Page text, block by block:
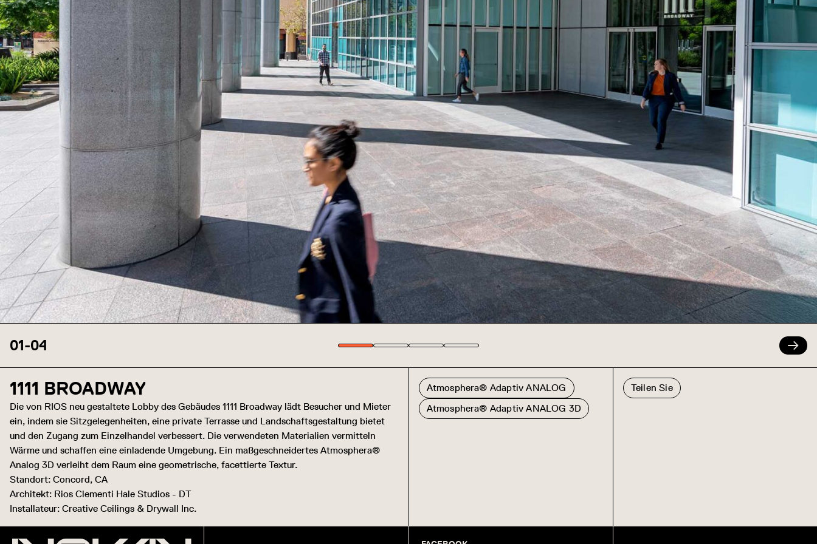
01-04
1111 BROADWAY
Die von RIOS neu gestaltete Lobby des Gebäudes 1111 Broadway lädt Besucher und Mieter
ein, indem sie Sitzgelegenheiten, eine private Terrasse und Landschaftsgestaltung bietet
und den Zugang zum Einzelhandel verbessert. Die verwendeten Materialien vermitteln
Wärme und schaffen eine einladende Umgebung. Ein maßgeschneidertes Atmosphera®
Analog 3D verleiht dem Raum eine geometrische, facettierte Textur.
Standort: Concord, CA
Architekt: Rios Clementi Hale Studios - DT
Installateur: Creative Ceilings & Drywall Inc.
Atmosphera® Adaptiv ANALOG
Atmosphera® Adaptiv ANALOG 3D
Teilen Sie